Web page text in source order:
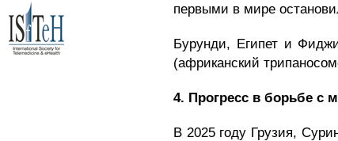
первыми в мире
Бурунди, Египет и
(африканский
4. Прогресс в борьбе с
В 2025 году Грузия,